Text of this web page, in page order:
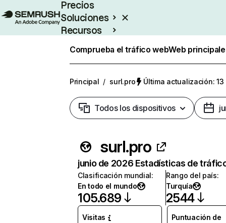
Precios
Soluciones
Recursos
Comprueba el tráfico webWeb
Principal / surl.pro Última actualización:
Todos los dispositivos
surl.pro
junio de 2026 Estadísticas de
Clasificación mundial:
En todo el mundo
105.689
Rango del país:
Turquía
2544
Visitas
Puntuación de